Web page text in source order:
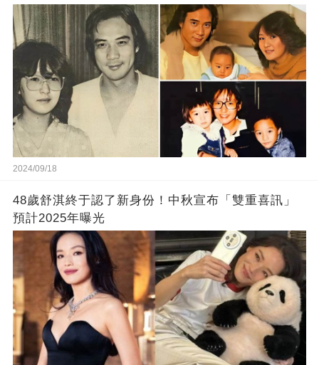
2024/09/18
48歲舒淇終于認了新身份！中秋宣布「雙重喜訊」
預計2025年曝光